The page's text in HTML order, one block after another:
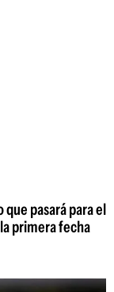
pasará para el
primera fecha